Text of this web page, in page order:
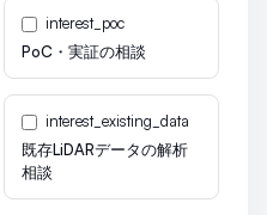
interest_poc
PoC・実証の相談
interest_existing_data
既存LiDARデータの解析
相談